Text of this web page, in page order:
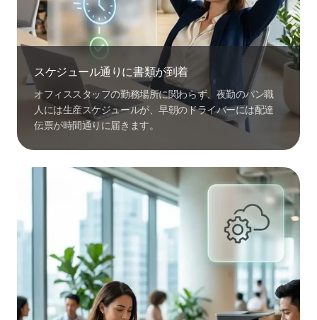
スケジュール通りに書類が到着
オフィススタッフの勤務場所に関わらず、夜勤のパン職
人には生産スケジュールが、早朝のドライバーには配達
伝票が時間通りに届きます。